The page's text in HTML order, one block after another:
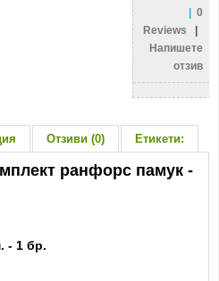
0
Reviews
Напишете
отзив
Отзиви (0) Етикети:
ранфорс памук -
- 1 бр.